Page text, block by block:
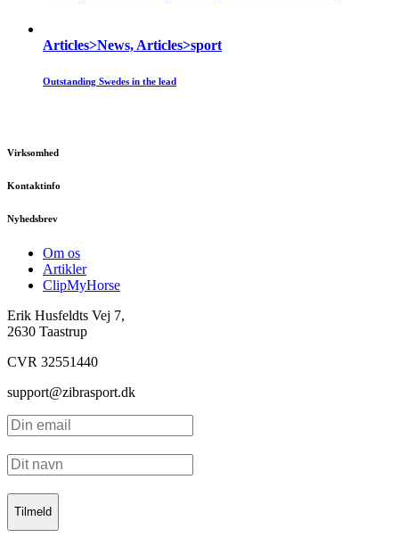
Articles>News, Articles>sport
Outstanding Swedes in the lead
Virksomhed
Kontaktinfo
Nyhedsbrev
Om os
Artikler
ClipMyHorse
Erik Husfeldts Vej 7,
2630 Taastrup
CVR 32551440
support@zibrasport.dk
Tilmeld